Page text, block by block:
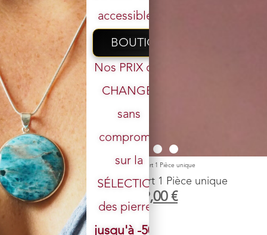
Accueil/Boutique/ Pendules / Pendule Cône Jade vert 1 Pièce unique
Pendule Cône Jade vert 1 Pièce unique
39,00 29,00 €
Pierre : Jade vert
: 9.5 g
Votre email
accessibles.
BOUTIQUE
Nos PRIX ont
CHANGÉ,
sans
compromis
sur la
SÉLECTION
des pierres.
jusqu'à -50%